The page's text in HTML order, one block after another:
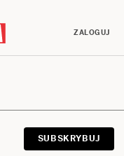
ZALOGUJ
SUBSKRYBUJ